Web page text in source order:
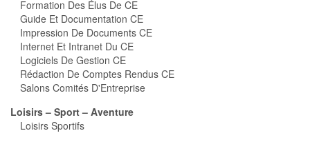
Formation Des Élus De CE
Guide Et Documentation CE
Impression De Documents CE
Internet Et Intranet Du CE
Logiciels De Gestion CE
Rédaction De Comptes Rendus CE
Salons Comités D'Entreprise
Loisirs – Sport – Aventure
Loisirs Sportifs